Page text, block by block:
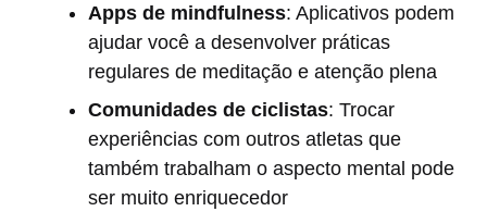
Apps de mindfulness: Aplicativos podem
ajudar você a desenvolver práticas
regulares de meditação e atenção plena
Comunidades de ciclistas: Trocar
experiências com outros atletas que
também trabalham o aspecto mental pode
ser muito enriquecedor